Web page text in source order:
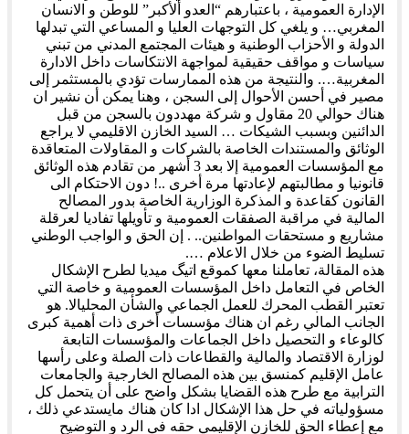
الإدارة العمومية ، باعتبارهم “العدو ألأكبر” للوطن و الانسان
المغربي… و يلغي كل التوجهات العليا و المساعي التي تبدلها
الدولة و الأحزاب الوطنية و هيئات المجتمع المدني من تبني
سياسات و مواقف حقيقية لمواجهة الانتكاسات داخل الادارة
المغربية…. والنتيجة من هذه الممارسات تؤدي بالمستثمر إلى
مصير في أحسن الأحوال إلى السجن ، وهنا يمكن أن نشير ان
هناك حوالي 20 مقاول و شركة مهددون بالسجن من قبل
الدائنين وبسبب الشيكات … السيد الخازن الاقليمي لا يراجع
الوثائق والمستندات الخاصة بالشركات و المقاولات المتعاقدة
مع المؤسسات العمومية إلا بعد 3 أشهر من تقادم هذه الوثائق
قانونيا و مطالبتهم لإعادتها مرة أخرى ..! دون الاحتكام الى
القانون كقاعدة و المذكرة الوزارية الخاصة بدور المصالح
المالية في مراقبة الصفقات العمومية و تأويلها تفاديا لعرقلة
مشاريع و مستحقات المواطنين.. . إن الحق و الواجب الوطني
تسليط الضوء من خلال الاعلام ….
هذه المقالة، تعاملنا معها كموقع اتيگ ميديا لطرح الإشكال
الخاص في التعامل داخل المؤسسات العمومية و خاصة التي
تعتبر القطب المحرك للعمل الجماعي والشأن المحليالا. هو
الجانب المالي رغم ان هناك مؤسسات أخرى ذات أهمية كبرى
كالوعاء و التحصيل داخل الجماعات والمؤسسات التابعة
لوزارة الاقتصاد والمالية والقطاعات ذات الصلة وعلى رأسها
عامل الإقليم كمنسق بين هذه المصالح الخارجية والجامعات
الترابية مع طرح هذه القضايا بشكل واضح على أن يتحمل كل
مسؤولياته في حل هذا الإشكال ادا كان هناك مايستدعي ذلك ،
مع إعطاء الحق للخازن الإقليمي حقه في الرد و التوضيح